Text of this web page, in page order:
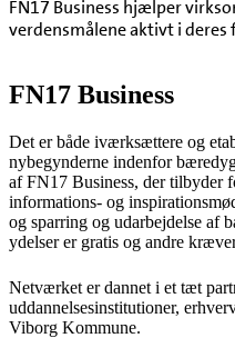
FN17 Business hjælper
verdensmålene aktivt i
FN17 Business
Det er både iværksættere og
nybegynderne indenfor
af FN17 Business, der tilbyder
informations- og
og sparring og udarbejdelse af
ydelser er gratis og andre
Netværket er dannet i et tæt
uddannelsesinstitutioner,
Viborg Kommune.